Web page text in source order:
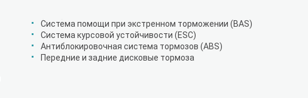
Система помощи при экстренном торможении (BAS)
Система курсовой устойчивости (ESC)
Антиблокировочная система тормозов (ABS)
Передние и задние дисковые тормоза